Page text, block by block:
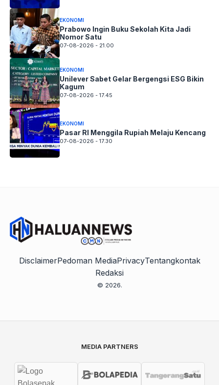
EKONOMI
Prabowo Ingin Buku Sekolah Kita Jadi
Nomor Satu
07-08-2026 - 21.00
EKONOMI
Unilever Sabet Gelar Bergengsi ESG Bikin
Kagum
07-08-2026 - 17.45
EKONOMI
Pasar RI Menggila Rupiah Melaju Kencang
07-08-2026 - 17.30
DisclaimerPedoman MediaPrivacyTentangkontak
Redaksi
© 2026.
MEDIA PARTNERS